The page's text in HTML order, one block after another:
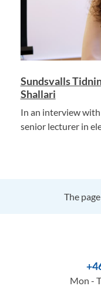
Sundsvalls
Shallari
In an interview
senior lecturer in
The
Mon -